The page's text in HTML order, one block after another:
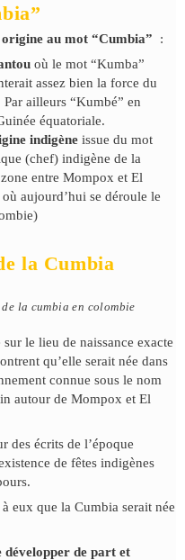
origine au mot “Cumbia”
:
où le mot “Kumba”
assez bien la force du
ailleurs “Kumbé” en
équatoriale.
indigène issue du mot
(chef) indigène de la
entre Mompox et El
aujourd’hui se déroule le
la Cumbia
la cumbia en colombie
le lieu de naissance exacte
qu’elle serait née dans
connue sous le nom
autour de Mompox et El
des écrits de l’époque
de fêtes indigènes
eux que la Cumbia serait née
développer de part et